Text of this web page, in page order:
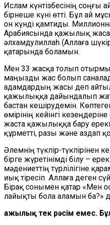
Ислам күнтізбесінің соңғы
бірнеше күні өтті. Бұл ай
он күнді қамтиды.
Арабиясында қажылық
әлхамдулиллаһ (Аллаға
қатарында боламын.
Мен 33 жасқа толып
маңызды жас болып
адамдардың жасы деп
қажылыққа дайындалып
бастан кешірудемін.
өмірінің кейінгі
жаста қажылыққа бару
құрметті, разы және аздап
Әлемнің түкпір-түкпірінен
бірге жүретінімді білу –
мәдениеттің түрлілігіне
иық тіресіп Аллаға деген
Бірақ сонымен қатар «Мен
лайықты бола аламын ба?»
Қажылық тек рәсім емес.